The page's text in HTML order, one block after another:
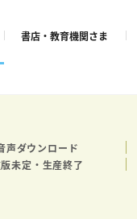
声ダウンロード
未定・生産終了
書店・教育機関さま